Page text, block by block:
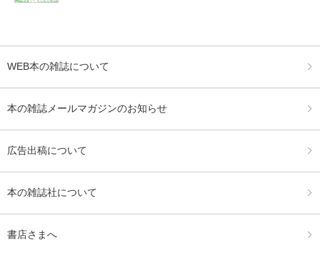
WEB本の雑誌について
本の雑誌メールマガジンのお知らせ
広告出稿について
本の雑誌社について
書店さまへ